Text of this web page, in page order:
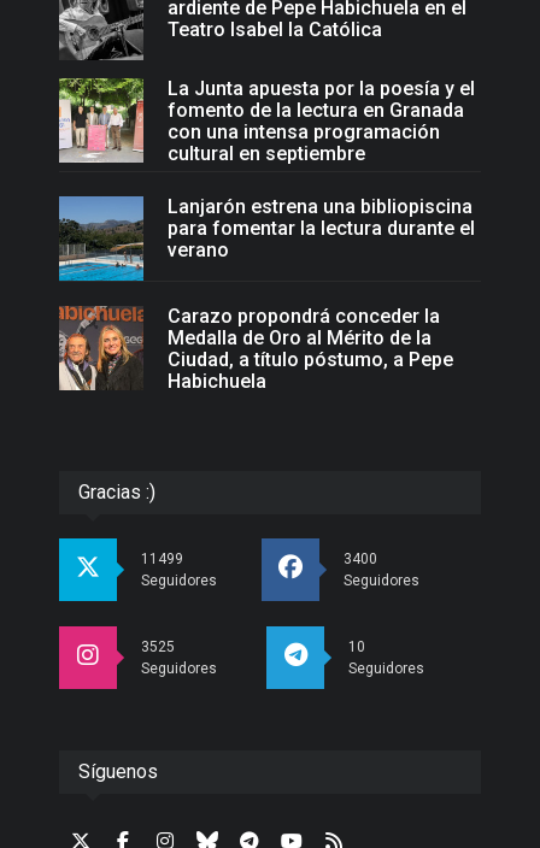
ardiente de Pepe Habichuela en el
Teatro Isabel la Católica
La Junta apuesta por la poesía y el
fomento de la lectura en Granada
con una intensa programación
cultural en septiembre
Lanjarón estrena una bibliopiscina
para fomentar la lectura durante el
verano
Carazo propondrá conceder la
Medalla de Oro al Mérito de la
Ciudad, a título póstumo, a Pepe
Habichuela
Gracias :)
11499
Seguidores
3400
Seguidores
3525
Seguidores
10
Seguidores
Síguenos